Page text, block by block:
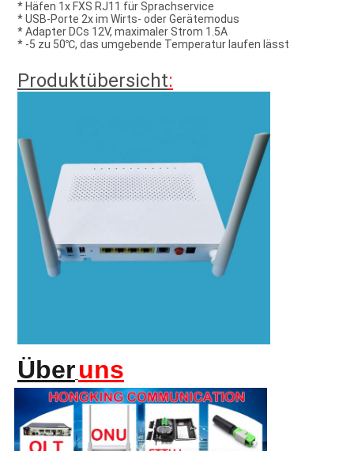
* Häfen 1x FXS RJ11 für Sprachservice
* USB-Porte 2x im Wirts- oder Gerätemodus
* Adapter DCs 12V, maximaler Strom 1.5A
* -5 zu 50℃, das umgebende Temperatur laufen lässt
Produktübersicht:
Überuns